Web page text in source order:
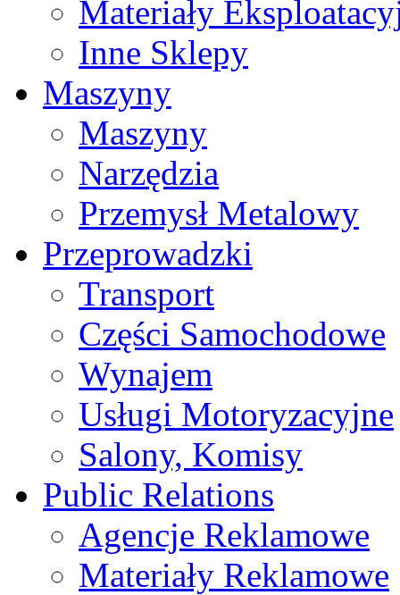
Materiały
Inne Sklepy
Maszyny
Maszyny
Narzędzia
Przemysł Metalowy
Przeprowadzki
Transport
Części Samochodowe
Wynajem
Usługi Motoryzacyjne
Salony, Komisy
Public Relations
Agencje Reklamowe
Materiały Reklamowe